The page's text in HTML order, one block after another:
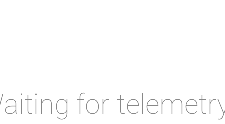
for